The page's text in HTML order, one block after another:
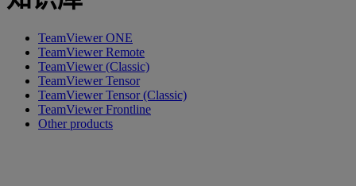
TeamViewer ONE
TeamViewer Remote
TeamViewer (Classic)
TeamViewer Tensor
TeamViewer Tensor (Classic)
TeamViewer Frontline
Other products